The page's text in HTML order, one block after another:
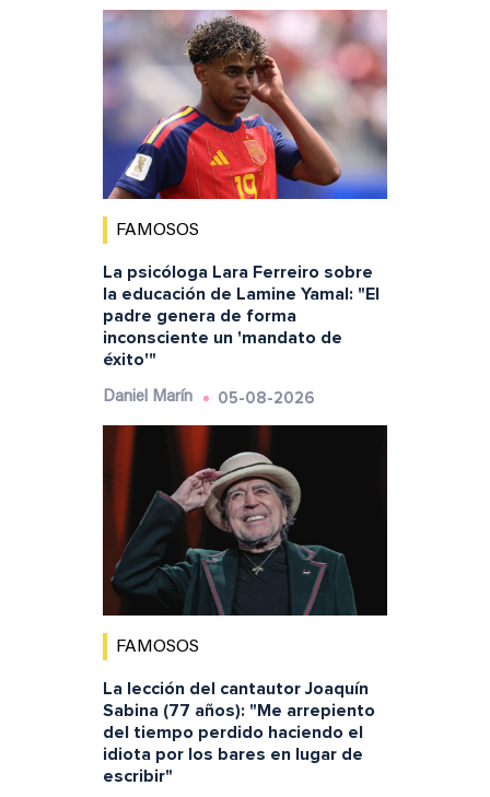
FAMOSOS
La psicóloga Lara Ferreiro sobre
la educación de Lamine Yamal: "El
padre genera de forma
inconsciente un 'mandato de
éxito'"
Daniel Marín 05-08-2026
FAMOSOS
La lección del cantautor Joaquín
Sabina (77 años): "Me arrepiento
del tiempo perdido haciendo el
idiota por los bares en lugar de
escribir"